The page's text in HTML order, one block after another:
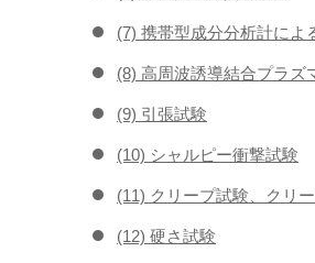
(7) 携帯型成分分析計によ
(8) 高周波誘導結合プラズ
(9) 引張試験
(10) シャルピー衝撃試験
(11) クリープ試験、クリ
(12) 硬さ試験